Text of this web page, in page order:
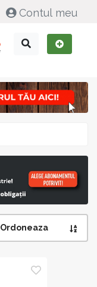
Contul meu
Ordoneaza